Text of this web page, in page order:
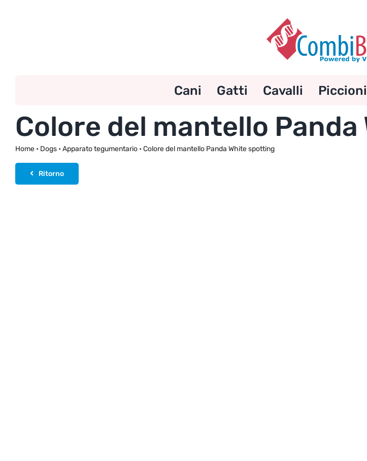
Cani Gatti Cavalli Piccioni
Colore del mantello
Home• Dogs• Apparato tegumentario• Colore del mantello Panda White spotting
Ritorno